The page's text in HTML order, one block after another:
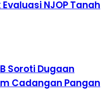
NJOP Tanah
Soroti Dugaan
Cadangan Pangan